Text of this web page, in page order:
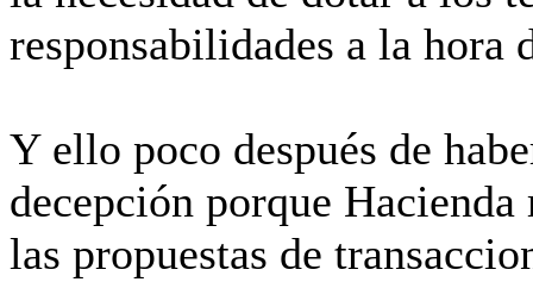
responsabilidades a la
Y ello poco después de
decepción porque
las propuestas de